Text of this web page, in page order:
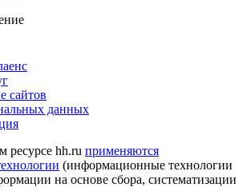
сайтов
данных
hh.ru применяются
(информационные технологии
на основе сбора, систематизации